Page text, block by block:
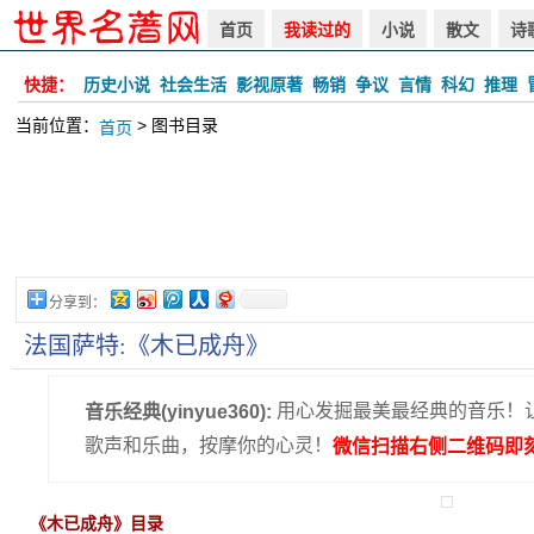
首页 我读过的 小说 散文 诗
快捷： 历史小说 社会生活 影视原著 畅销 争议 言情 科幻 推理
当前位置： 首页 > 图书目录
分享到：
法国萨特:《木已成舟》
音乐经典(yinyue360): 用心发掘最美最经典的音乐！
歌声和乐曲，按摩你的心灵！ 微信扫描右侧二维码即
《木已成舟》目录